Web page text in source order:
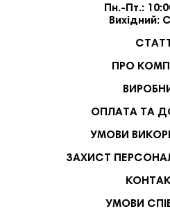
Пн.-Пт.:
Вихідний:
ПРО
ОПЛАТА ТА
УМОВИ
ЗАХИСТ
УМОВИ